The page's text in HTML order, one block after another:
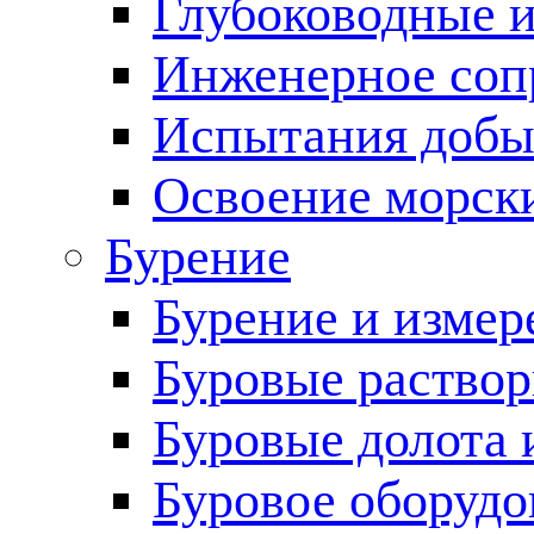
Глубоководные
Инженерное
Испытания
Освоение
Бурение
Бурение и
Буровые
Буровые долота
Буровое